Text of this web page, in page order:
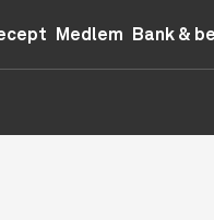
Medlem Bank &